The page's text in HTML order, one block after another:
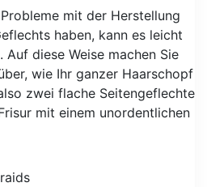
mit der Herstellung
haben, kann es leicht
Auf diese Weise machen Sie
wie Ihr ganzer Haarschopf
zwei flache Seitengeflechte
mit einem unordentlichen